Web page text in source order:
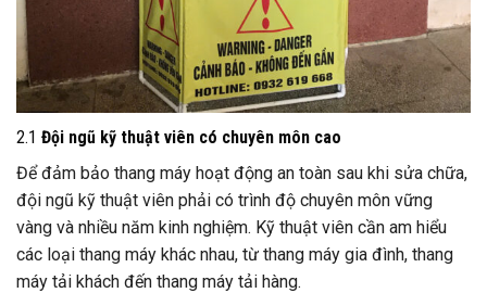
2.1 Đội ngũ kỹ thuật viên có chuyên môn cao
Để đảm bảo thang máy hoạt động an toàn sau khi sửa chữa,
đội ngũ kỹ thuật viên phải có trình độ chuyên môn vững
vàng và nhiều năm kinh nghiệm. Kỹ thuật viên cần am hiểu
các loại thang máy khác nhau, từ thang máy gia đình, thang
máy tải khách đến thang máy tải hàng.